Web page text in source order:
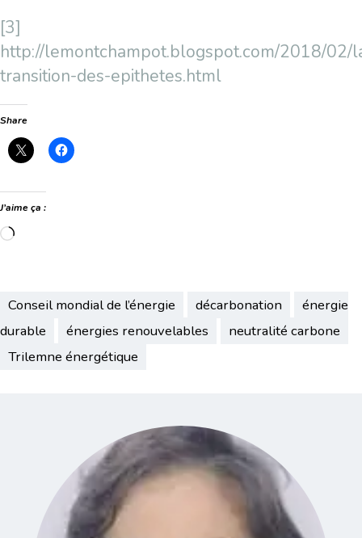
[3]
http://lemontchampot.blogspot.com/2018/02/
transition-des-epithetes.html
Share
J’aime ça :
Chargement…
Conseil mondial de l’énergie décarbonation
énergie
durable
énergies renouvelables
neutralité carbone
Trilemne énergétique